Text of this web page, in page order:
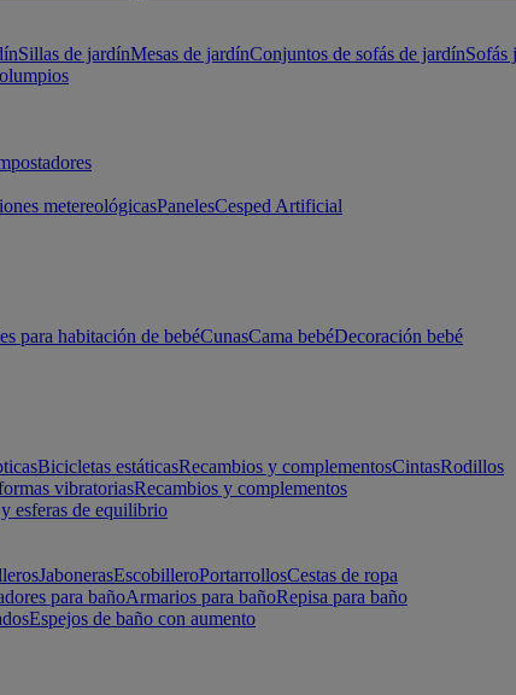
Sillas de jardínMesas de jardínConjuntos de sofás de jardínSofás
metereológicasPanelesCesped Artificial
para habitación de bebéCunasCama bebéDecoración bebé
Bicicletas estáticasRecambios y complementosCintasRodillos
vibratoriasRecambios y complementos
esferas de equilibrio
JabonerasEscobilleroPortarrollosCestas de ropa
para bañoArmarios para bañoRepisa para baño
Espejos de baño con aumento